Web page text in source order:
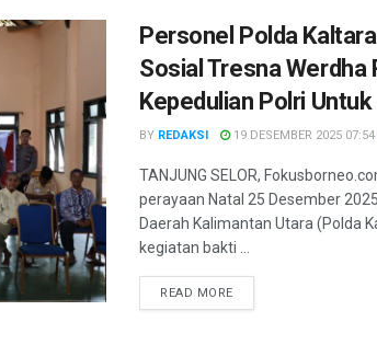
Personel Polda
Sosial Tresna Werdha
Kepedulian Polri
BY REDAKSI 19 DESEMBER 2025 07:54
TANJUNG SELOR,
perayaan Natal 25 Desember
Daerah Kalimantan Utara (Polda
kegiatan bakti ...
READ MOREDETAILS